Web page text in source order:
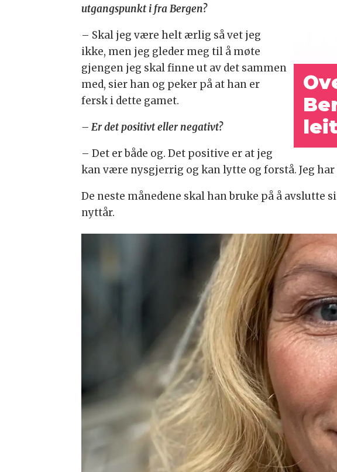
utgangspunkt i fra Bergen?
– Skal jeg være helt ærlig så vet jeg
ikke, men jeg gleder meg til å møte
gjengen jeg skal finne ut av det sammen
med, sier han og peker på at han er
fersk i dette gamet.
– Er det positivt eller negativt?
– Det er både og. Det positive er at jeg
kan være nysgjerrig og kan lytte og forstå. Jeg
De neste månedene skal han bruke på å
nyttår.